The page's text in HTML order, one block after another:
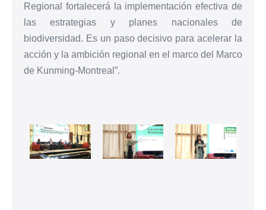
Regional fortalecerá la implementación efectiva de
las estrategias y planes nacionales de
biodiversidad. Es un paso decisivo para acelerar la
acción y la ambición regional en el marco del Marco
de Kunming-Montreal”.